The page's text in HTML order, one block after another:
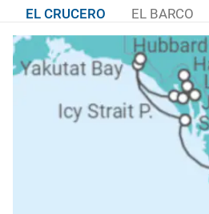
EL CRUCERO EL BARCO